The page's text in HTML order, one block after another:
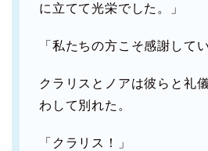
に立てて光栄でした。」
「私たちの方こそ感謝して
クラリスとノアは彼らと礼
わして別れた。
「クラリス！」